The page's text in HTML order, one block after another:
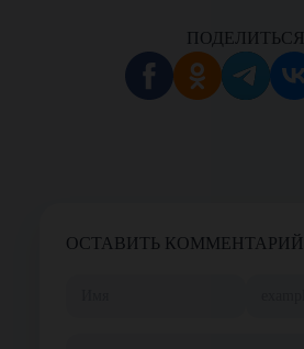
ПОДЕЛИТЬСЯ
ОСТАВИТЬ КОММЕНТАРИЙ